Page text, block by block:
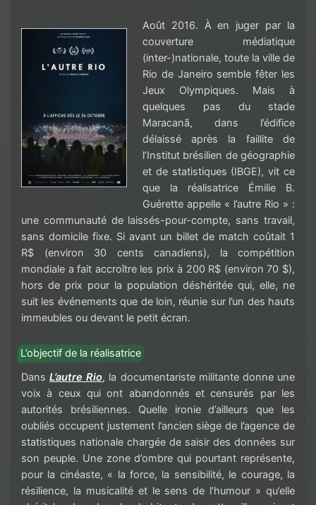
Août 2016. À en juger par la
couverture médiatique
(inter-)nationale, toute la ville de
Rio de Janeiro semble fêter les
Jeux Olympiques. Mais à
quelques pas du stade
Maracanã, dans l’édifice
délaissé après la faillite de
l’Institut brésilien de géographie
et de statistiques (IBGE), vit ce
que la réalisatrice Émilie B.
Guérette appelle « l’autre Rio » :
une communauté de laissés-pour-compte, sans travail,
sans domicile fixe. Si avant un billet de match coûtait 1
R$ (environ 30 cents canadiens), la compétition
mondiale a fait accroître les prix à 200 R$ (environ 70 $),
hors de prix pour la population déshéritée qui, elle, ne
suit les événements que de loin, réunie sur l’un des hauts
immeubles ou devant le petit écran.
L’objectif de la réalisatrice
DansL’autre Rio, la documentariste militante donne une
voix à ceux qui ont abandonnés et censurés par les
autorités brésiliennes. Quelle ironie d’ailleurs que les
oubliés occupent justement l’ancien siège de l’agence de
statistiques nationale chargée de saisir des données sur
son peuple. Une zone d’ombre qui pourtant représente,
pour la cinéaste, « la force, la sensibilité, le courage, la
résilience, la musicalité et le sens de l’humour » qu’elle